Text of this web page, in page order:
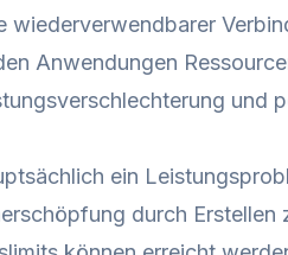
wiederverwendbarer
Anwendungen
und
ein
durch